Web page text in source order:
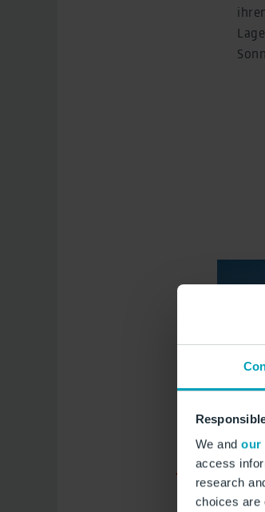
We and our
access
research
choices are